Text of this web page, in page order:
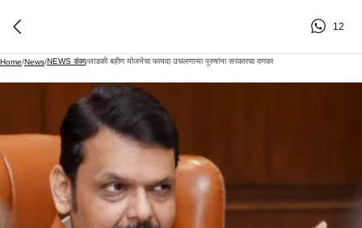
12
Home/News/NEWS डंका/लाडकी बहीण योजनेचा फायदा उचलणाऱ्या पुरुषांना सरकारचा दणका